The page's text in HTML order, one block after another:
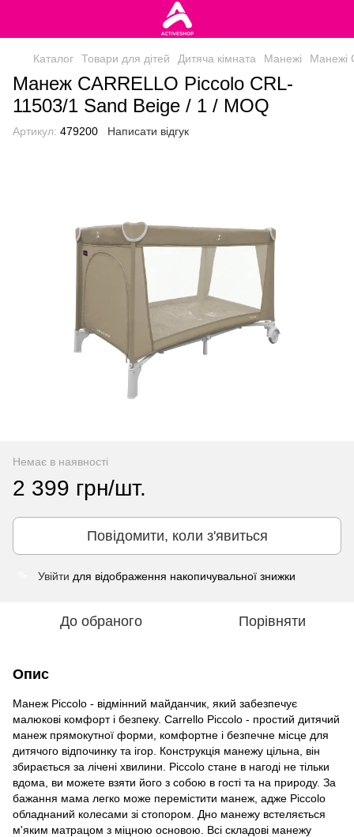
Каталог Товари для дітей Дитяча кімната Манежі Манежі
Манеж CARRELLO Piccolo CRL-
11503/1 Sand Beige / 1 / MOQ
Артикул: 479200 Написати відгук
Немає в наявності
2 399 грн/шт.
Повідомити, коли з'явиться
Увійти для відображення накопичувальної знижки
До обраного Порівняти
Опис
Манеж Piccolo - відмінний майданчик, який забезпечує
малюкові комфорт і безпеку. Carrello Piccolo - простий дитячий
манеж прямокутної форми, комфортне і безпечне місце для
дитячого відпочинку та ігор. Конструкція манежу цільна, він
збирається за лічені хвилини. Piccolo стане в нагоді не тільки
вдома, ви можете взяти його з собою в гості та на природу. За
бажання мама легко може перемістити манеж, адже Piccolo
обладнаний колесами зі стопором. Дно манежу встеляється
м'яким матрацом з міцною основою. Всі складові манежу